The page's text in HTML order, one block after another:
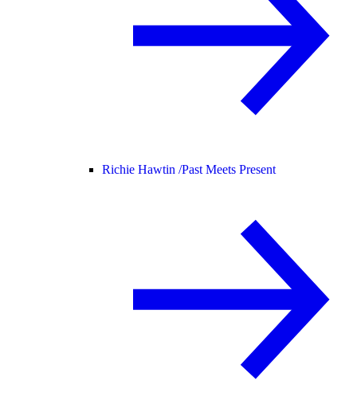
Richie Hawtin /Past Meets Present